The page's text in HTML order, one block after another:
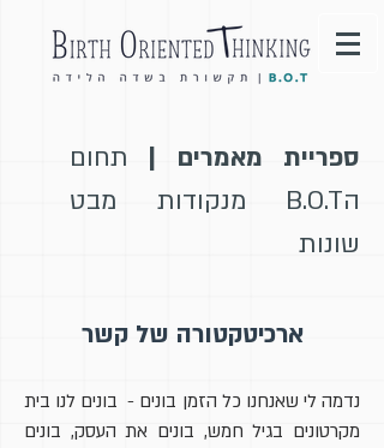
ספריית מאמרים | תחום
הB.O.T מנקודות מבט
שונות
ארכיטקטורה של קשר
נדמה לי שאנחנו כל הזמן בונים - בונים לנו בית
מקרטונים בגיל חמש, בונים את העסק, בונים